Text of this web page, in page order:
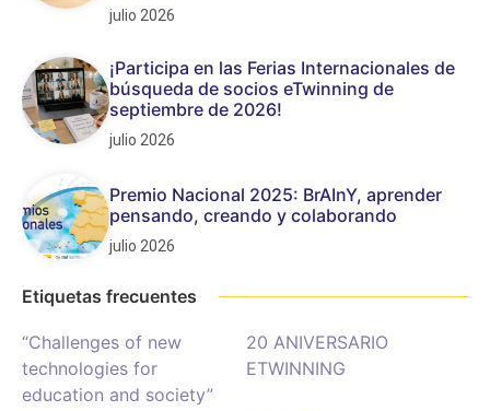
julio 2026
¡Participa en las Ferias Internacionales de
búsqueda de socios eTwinning de
septiembre de 2026!
julio 2026
Premio Nacional 2025: BrAInY, aprender
pensando, creando y colaborando
julio 2026
Etiquetas frecuentes
“Challenges of new
technologies for
education and society”
20 ANIVERSARIO
ETWINNING